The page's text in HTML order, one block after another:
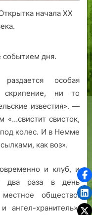
начала XX
событием дня.
особая
ни то
известия». —
«…свистит свисток,
колес. И в Немме
как воз».
и клуб, и
два раза в день
общество:
ангел-хранитель»,